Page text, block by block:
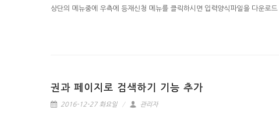
상단의 메뉴중에 우측에 등재신청 메뉴를 클릭하시면 입력양식파일을 다운로드
권과 페이지로 검색하기 기능 추가
2016-12-27 화요일 관리자